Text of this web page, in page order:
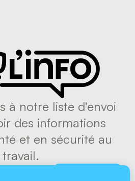
à notre liste d'envoi
des informations
et en sécurité au
travail.